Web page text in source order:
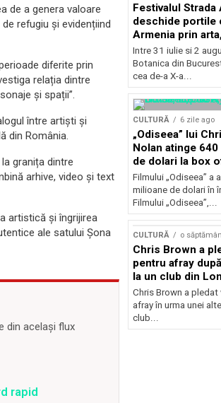
de a genera valoare
refugiu și evidențiind
diferite prin
relația dintre
și spații”.
între artiști și
din România.
granița dintre
arhive, video și text
artistică și îngrijirea
ale satului Şona
din același flux
rapid
Festivalul Strada
deschide portile
Armenia prin
patrimoniu, intre
august, la
Bucuresti
Intre 31 iulie si 2
Botanica din
cea de-a X-a...
CULTURĂ 6 zile ago
„Odiseea” lui
Nolan atinge
de dolari la box
Filmului „Odiseea” a
milioane de dolari în
Filmului „Odiseea”,...
CULTURĂ o
Chris Brown a
pentru afray
la un club din
Chris Brown a
afray în urma unei
club...